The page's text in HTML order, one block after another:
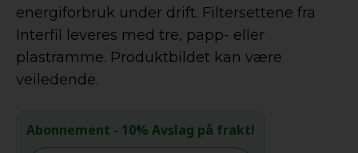
energiforbruk under drift. Filtersettene fra
Interfil leveres med tre, papp- eller
plastramme. Produktbildet kan være
veiledende.
Abonnement - 10% Avslag på frakt!